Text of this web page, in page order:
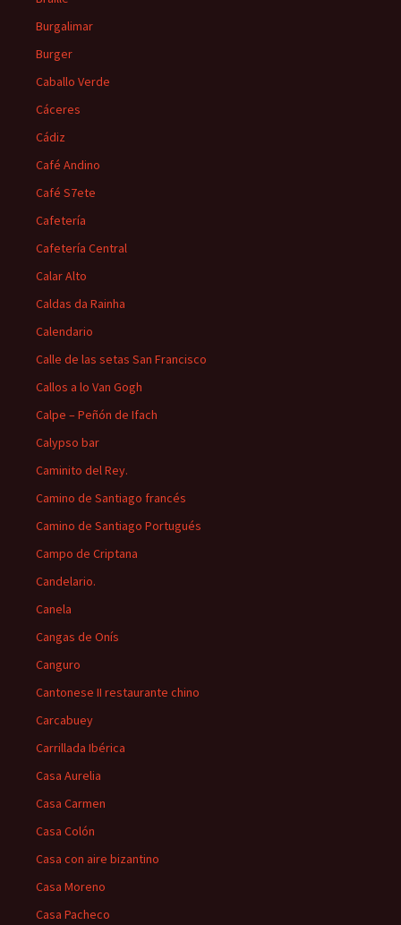
Burgalimar
Burger
Caballo Verde
Cáceres
Cádiz
Café Andino
Café S7ete
Cafetería
Cafetería Central
Calar Alto
Caldas da Rainha
Calendario
Calle de las setas San Francisco
Callos a lo Van Gogh
Calpe – Peñón de Ifach
Calypso bar
Caminito del Rey.
Camino de Santiago francés
Camino de Santiago Portugués
Campo de Criptana
Candelario.
Canela
Cangas de Onís
Canguro
Cantonese II restaurante chino
Carcabuey
Carrillada Ibérica
Casa Aurelia
Casa Carmen
Casa Colón
Casa con aire bizantino
Casa Moreno
Casa Pacheco